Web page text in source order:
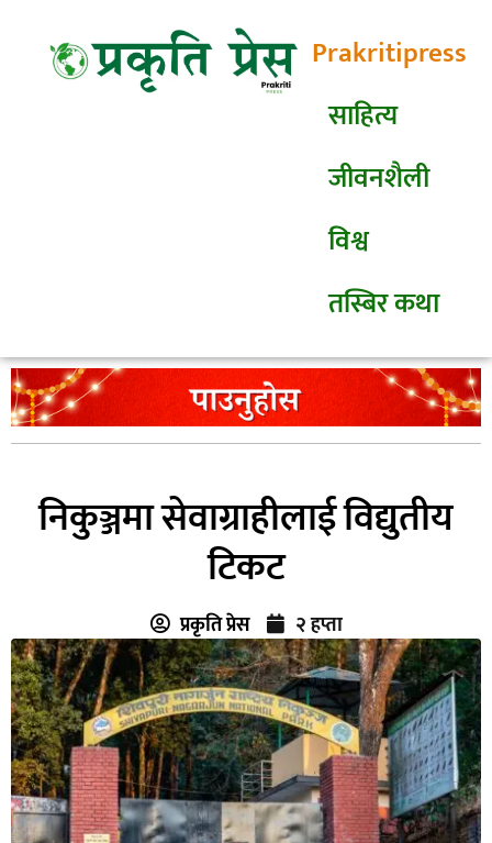
Prakritipress
साहित्य
जीवनशैली
विश्व
तस्बिर कथा
निकुञ्जमा सेवाग्राहीलाई विद्युतीय
टिकट
प्रकृति प्रेस २ हप्ता